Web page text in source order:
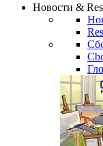
Новости &